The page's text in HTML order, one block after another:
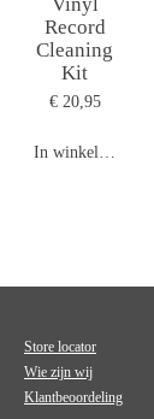
Record
Cleaning
Kit
€ 20,95
In winkelwagen
Store locator
Wie zijn wij
Klantbeoordeling